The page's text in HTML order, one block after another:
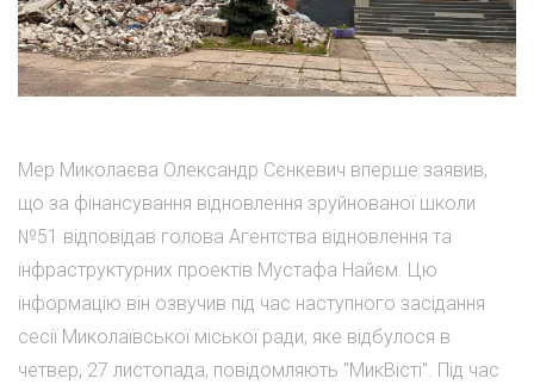
Мер Миколаєва Олександр Сєнкевич вперше заявив,
що за фінансування відновлення зруйнованої школи
№51 відповідав голова Агентства відновлення та
інфраструктурних проектів Мустафа Найєм. Цю
інформацію він озвучив під час наступного засідання
сесії Миколаївської міської ради, яке відбулося в
четвер, 27 листопада, повідомляють "МикВісті". Під час